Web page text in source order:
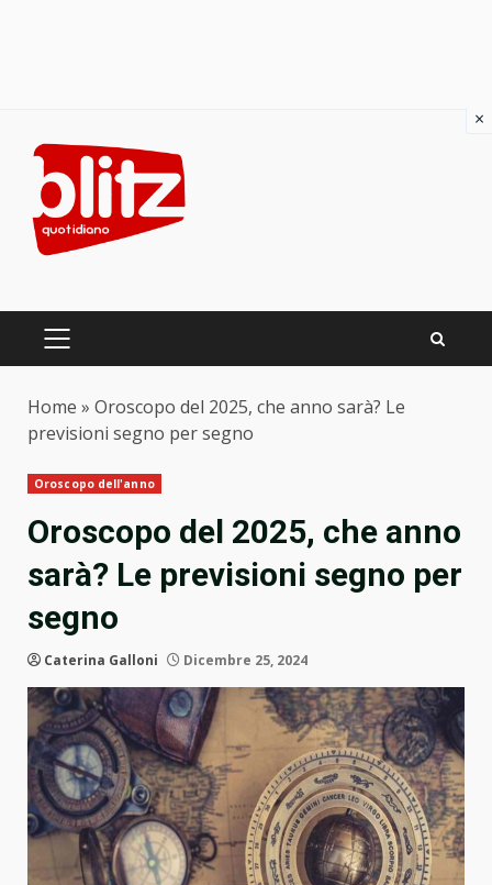
content
PRIMARY
Home » Oroscopo del 2025, che anno sarà? Le
previsioni segno per segno
Oroscopo dell'anno
Oroscopo del 2025, che anno
sarà? Le previsioni segno per
segno
Caterina Galloni Dicembre 25, 2024
×